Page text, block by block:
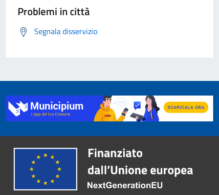
Problemi in città
Segnala disservizio